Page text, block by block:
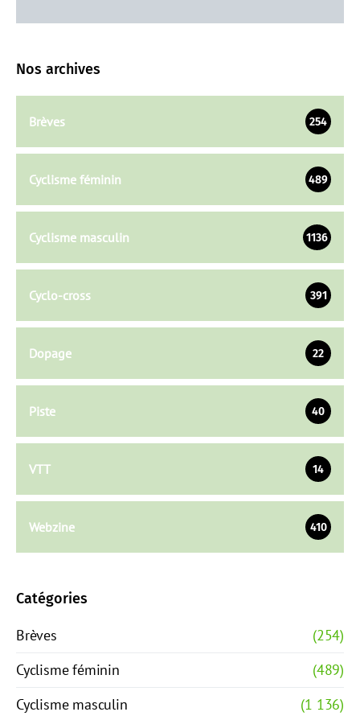
Nos archives
Brèves 254
Cyclisme féminin 489
Cyclisme masculin 1136
Cyclo-cross 391
Dopage 22
Piste 40
VTT 14
Webzine 410
Catégories
Brèves
(254)
Cyclisme féminin
(489)
Cyclisme masculin
(1 136)